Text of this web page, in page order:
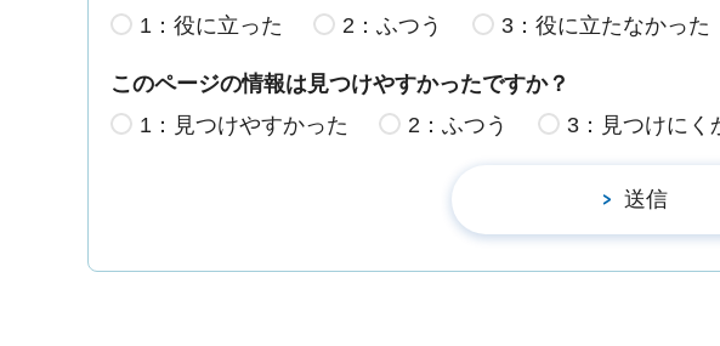
1：役に立った
2：ふつう 3：役に立たなかった
このページの情報は見つけやすかったですか？
1：見つけやすかった
2：ふつう 3：見つけにく